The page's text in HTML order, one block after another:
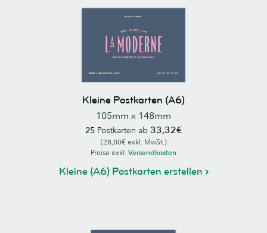
Kleine Postkarten (A6)
105mm x 148mm
25Postkarten ab 33,32€
(28,00€ exkl. MwSt.)
Preise exkl. Versandkosten
Kleine (A6) Postkarten erstellen